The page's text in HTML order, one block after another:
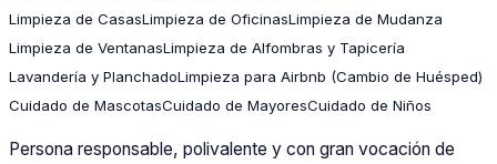
Limpieza de CasasLimpieza de OficinasLimpieza de Mudanza
Limpieza de VentanasLimpieza de Alfombras y Tapicería
Lavandería y PlanchadoLimpieza para Airbnb (Cambio de Huésped)
Cuidado de MascotasCuidado de MayoresCuidado de Niños
Persona responsable, polivalente y con gran vocación de